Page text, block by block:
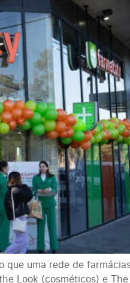
uma rede de
Look (cosméticos) e